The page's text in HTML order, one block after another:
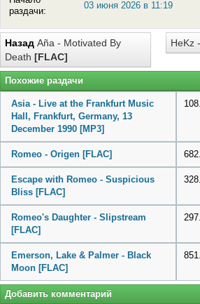
раздачи:
03 июня 2026 в 11:19
Назад Aña - Motivated By
Death [FLAC]
HeKz
Похожие раздачи
Asia - Live at the Frankfurt Music
Hall, Frankfurt, Germany, 13
December 1990 [MP3]
Romeo - Origen [FLAC]
Escape with Romeo - Suspicious
Bliss [FLAC]
Romeo's Daughter - Slipstream
[FLAC]
Emerson, Lake & Palmer - Black
Moon [FLAC]
Добавить комментарий